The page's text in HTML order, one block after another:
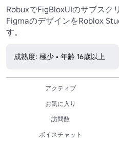
RobuxでFigBloxUIのサブスク
FigmaのデザインをRoblox
す。
成熟度: 極少 • 年齢 16歳以上
アクティブ
お気に入り
訪問数
ボイスチャット